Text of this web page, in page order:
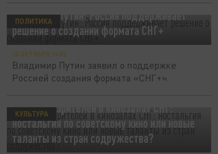
Владимир Путин: Россия поддерживает
решение о создании формата СНГ+
ПОЛИТИКА
10 ОКТЯБРЯ 14:02
Владимир Путин заявил о поддержке
Россией создания формата «СНГ+».
Что ждёт зрителей в кинозалах СНГ:
ностальгия по советскому кино или новые
таланты из стран содружества?
КУЛЬТУРА